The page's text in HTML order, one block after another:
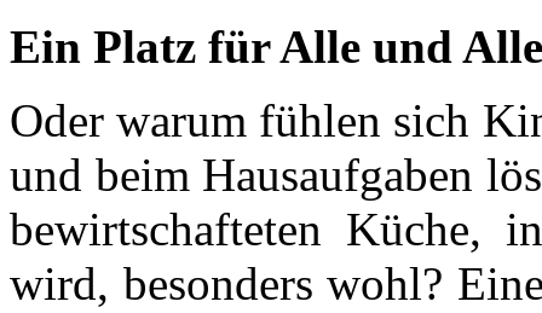
Ein Platz für Alle und
Oder warum fühlen sich
und beim Hausaufgaben
bewirtschafteten Küche,
wird, besonders wohl?